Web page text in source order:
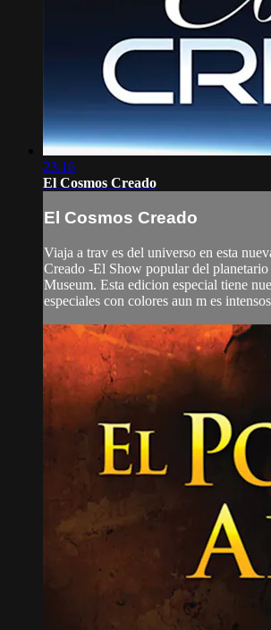
23:16
El Cosmos Creado
El Cosmos Creado
Viaja a trav es del universo en esta
Creado -El Show popular del
Museum. Esta edicion especial tiene
especiales con colores aun m es